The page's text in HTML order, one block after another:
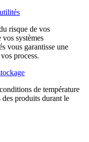
risque de vos
systèmes
vous garantisse une
process.
de température
produits durant le